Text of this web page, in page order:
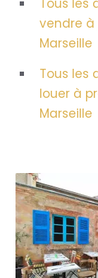
Tous les
vendre à
Marseille
Tous les
louer à
Marseille